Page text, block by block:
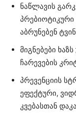
ნაწლავის
აბრუნებენ
მიგნებები
ჩარევების
პრევენციის
ეფექტური,
კვებასთან